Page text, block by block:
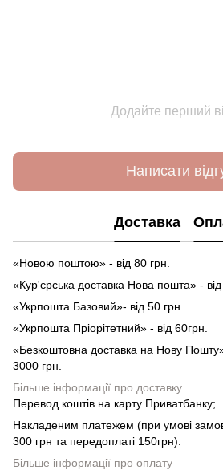
Додайте перший
Написати
Доставка
«Новою поштою» - від 80 грн.
«Кур'єрська доставка Нова пошта» - від
«Укрпошта Базовий»- від 50 грн.
«Укрпошта Пріорітетний» - від 60грн.
«Безкоштовна доставка на Нову
3000 грн.
Більше інформації про доставку
Перевод коштів на карту Приватбанку;
Накладеним платежем (при умові
300 грн та передоплаті 150грн).
Більше інформації про оплату